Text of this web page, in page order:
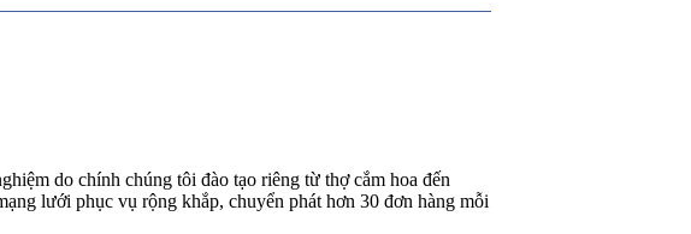
do chính chúng tôi đào tạo riêng từ thợ cắm hoa đến
lưới phục vụ rộng khắp, chuyển phát hơn 30 đơn hàng mỗi